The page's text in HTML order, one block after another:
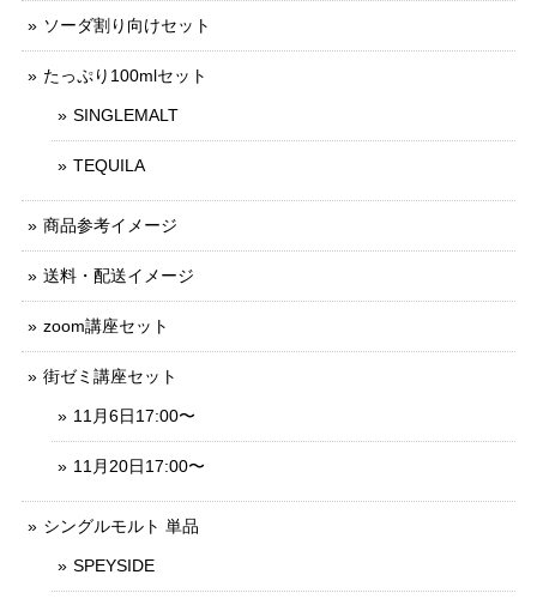
ソーダ割り向けセット
たっぷり100mlセット
SINGLEMALT
TEQUILA
商品参考イメージ
送料・配送イメージ
zoom講座セット
街ゼミ講座セット
11月6日17:00〜
11月20日17:00〜
シングルモルト 単品
SPEYSIDE